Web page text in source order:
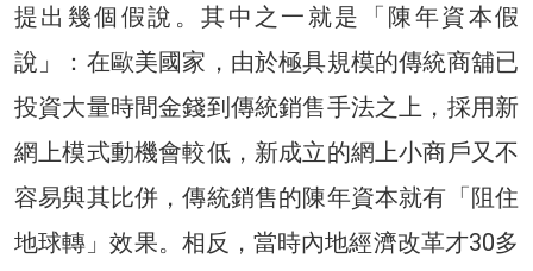
提出幾個假說。其中之一就是「陳年資本假
說」：在歐美國家，由於極具規模的傳統商舖已
投資大量時間金錢到傳統銷售手法之上，採用新
網上模式動機會較低，新成立的網上小商戶又不
容易與其比併，傳統銷售的陳年資本就有「阻住
地球轉」效果。相反，當時內地經濟改革才30多